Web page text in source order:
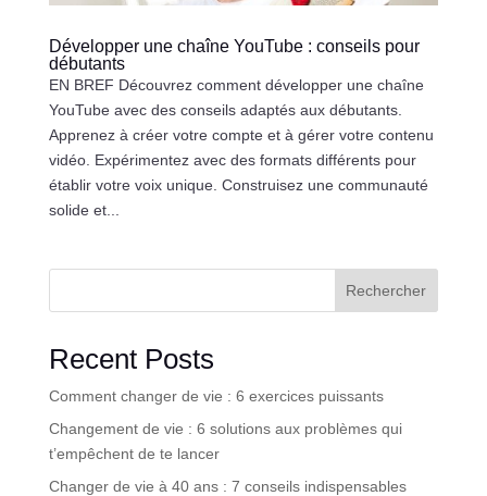
Développer une chaîne YouTube : conseils pour
débutants
EN BREF Découvrez comment développer une chaîne
YouTube avec des conseils adaptés aux débutants.
Apprenez à créer votre compte et à gérer votre contenu
vidéo. Expérimentez avec des formats différents pour
établir votre voix unique. Construisez une communauté
solide et...
Rechercher
Recent Posts
Comment changer de vie : 6 exercices puissants
Changement de vie : 6 solutions aux problèmes qui
t’empêchent de te lancer
Changer de vie à 40 ans : 7 conseils indispensables